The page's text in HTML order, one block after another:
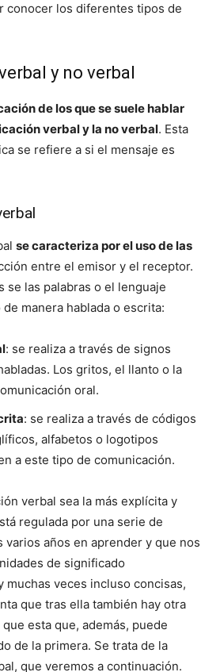
conocer los diferentes tipos de
y no verbal
de los que se suele hablar
verbal y la no verbal. Esta
se refiere a si el mensaje es
se caracteriza por el uso de las
entre el emisor y el receptor.
se las palabras o el lenguaje
manera hablada o escrita:
: se realiza a través de signos
Los gritos, el llanto o la
oral.
: se realiza a través de códigos
alfabetos o logotipos
a este tipo de comunicación.
verbal sea la más explícita y
regulada por una serie de
varios años en aprender y que nos
de significado
muchas veces incluso concisas,
que tras ella también hay otra
esta que, además, puede
de la primera. Se trata de la
que veremos a continuación.